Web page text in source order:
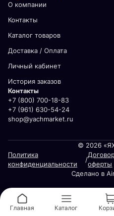
О компании
Контакты
Каталог товаров
Доставка / Оплата
Личный кабинет
История заказов
Контакты
+7 (800) 700-18-83
+7 (961) 630-54-24
shop@yachmarket.ru
© 2026
Политика
конфиденциальности
/
оферты
Сделано в
Главная Каталог